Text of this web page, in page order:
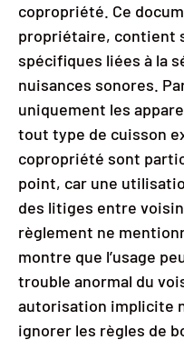
copropriété. Ce
propriétaire, contient
spécifiques liées à la
nuisances sonores.
uniquement les
tout type de cuisson
copropriété sont
point, car une
des litiges entre
règlement ne
montre que l’usage
trouble anormal du
autorisation implicite
ignorer les règles de